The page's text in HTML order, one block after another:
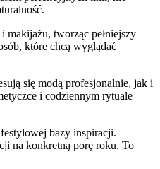
makijażu, tworząc pełniejszy
które chcą wyglądać
się modą profesjonalnie, jak i
i codziennym rytuale
bazy inspiracji.
na konkretną porę roku. To